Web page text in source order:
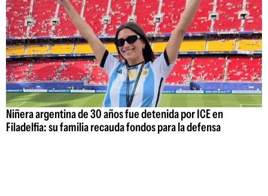
Niñera argentina de 30 años fue detenida por ICE en
Filadelfia: su familia recauda fondos para la defensa